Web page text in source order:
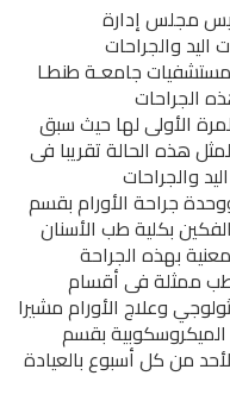
مجلس إدارة
والجراحات
جامعـة طنطـا
الجراحات
الأولى لها حيث سبق
هذه الحالة تقريبا فى
اليد والجراحات
جراحة الأورام بقسم
بكلية طب الأسنان
بهذه الجراحة
ممثلة فى أقسام
وعلاج الأورام مشيرا
الميكروسكوبية بقسم
من كل أسبوع بالعيادة